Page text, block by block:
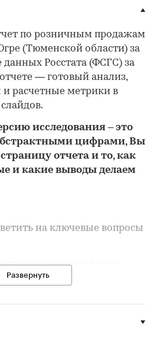
по розничным продажам
(Тюменской области) за
данных Росстата (ФСГС) за
— готовый анализ,
расчетные метрики в
исследования – это
цифрами, Вы
аницу отчета и то,как
и какие выводы делаем
на ключевые вопросы
рынка мебели в
области), много это
снижается? Если растет, то
Развернуть